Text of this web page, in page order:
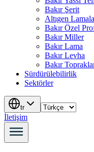
Bakır Şerit
Altıgen
Bakır Özel
Bakır Miller
Bakır Lama
Bakır Levha
Bakır
Sürdürülebilirlik
Sektörler
tr
İletişim